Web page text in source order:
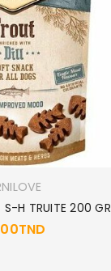
S-H TRUITE 200 GR
TND